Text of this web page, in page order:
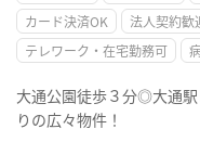
カード決済OK
法人契約歓
テレワーク・在宅勤務可
大通公園徒歩３分◎大通
りの広々物件！